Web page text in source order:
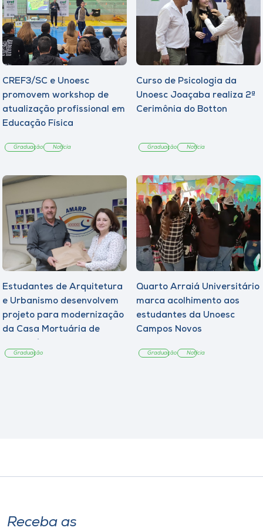
CREF3/SC e Unoesc
promovem workshop de
atualização profissional em
Educação Física
Graduação Notícia
Curso de Psicologia da
Unoesc Joaçaba realiza 2ª
Cerimônia do Botton
Graduação Notícia
Estudantes de Arquitetura
e Urbanismo desenvolvem
projeto para modernização
da Casa Mortuária de
Graduação
Quarto Arraiá Universitário
marca acolhimento aos
estudantes da Unoesc
Campos Novos
Graduação Notícia
Receba as